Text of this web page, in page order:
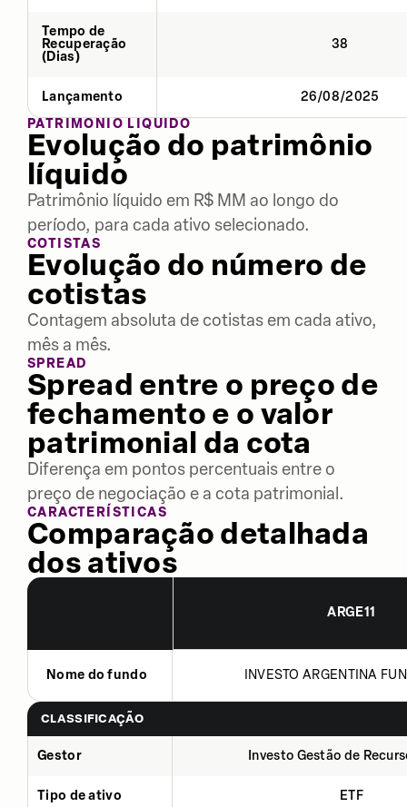
Tempo de
Recuperação
(Dias)
38
Lançamento
26/08/2025
PATRIMÔNIO LÍQUIDO
Evolução do patrimônio
líquido
Patrimônio líquido em R$ MM ao longo do
período, para cada ativo selecionado.
COTISTAS
Evolução do número de
cotistas
Contagem absoluta de cotistas em cada ativo,
mês a mês.
SPREAD
Spread entre o preço de
fechamento e o valor
patrimonial da cota
Diferença em pontos percentuais entre o
preço de negociação e a cota patrimonial.
CARACTERÍSTICAS
Comparação detalhada
dos ativos
ARGE11
Nome do fundo INVESTO ARGENTINA
CLASSIFICAÇÃO
Gestor Investo Gestão de
Tipo de ativo ETF